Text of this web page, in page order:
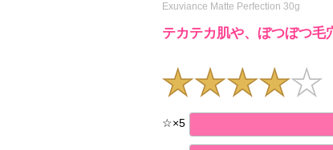
Exuviance Matte Perfection 30g
テカテカ肌や、ぼつぼつ毛
☆×5